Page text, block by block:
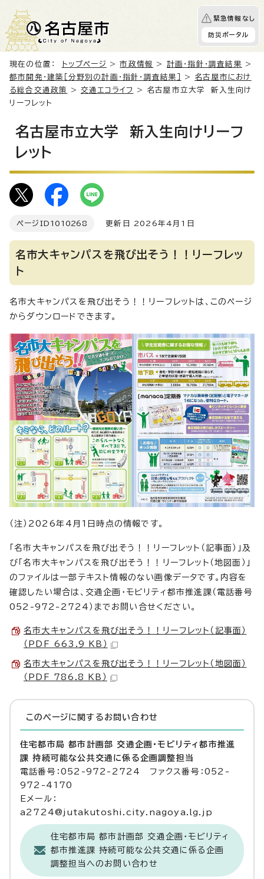
緊急情報なし
防災ポータル
現在の位置： トップページ >市政情報 > 計画・指針・調査結果
>
都市開発・建築［分野別の計画・指針・調査結果］
> 名古屋市におけ
る総合交通政策
>交通エコライフ
> 名古屋市立大学 新入生向け
リーフレット
名古屋市立大学 新入生向けリーフ
レット
ページID 1010268 更新日 2026年4月1日
名市大キャンパスを飛び出そう！！リーフレッ
ト
名市大キャンパスを飛び出そう！！リーフレットは、このページ
からダウンロードできます。
（注）2026年4月1日時点の情報です。
「名市大キャンパスを飛び出そう！！リーフレット（記事面）」及
び「名市大キャンパスを飛び出そう！！リーフレット（地図面）」
のファイルは一部テキスト情報のない画像データです。内容を
確認したい場合は、交通企画・モビリティ都市推進課（電話番号
052-972-2724）までお問い合せください。
名市大キャンパスを飛び出そう！！リーフレット（記事面）
（PDF 663.9 KB）
名市大キャンパスを飛び出そう！！リーフレット（地図面）
（PDF 786.8 KB）
このページに関する お問い合わせ
住宅都市局 都市計画部 交通企画・モビリティ都市推進
課 持続可能な公共交通に係る企画調整担当
電話番号：052-972-2724 ファクス番号：052-
972-4170
Eメール：
a2724@jutakutoshi.city.nagoya.lg.jp
住宅都市局 都市計画部 交通企画・モビリティ
都市推進課 持続可能な公共交通に係る企画
調整担当へのお問い合わせ